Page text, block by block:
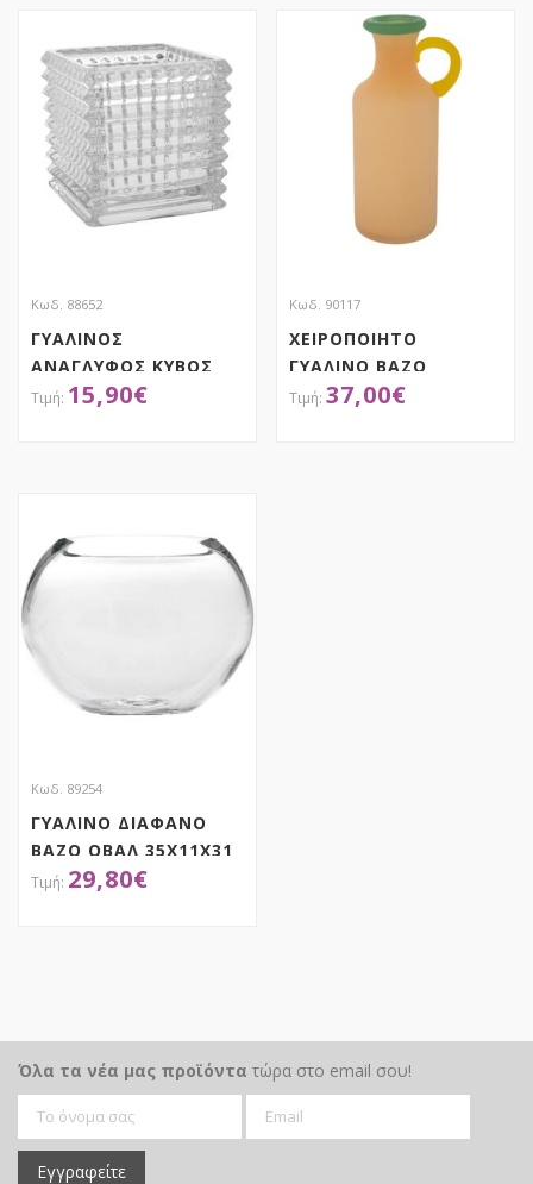
Κωδ. 88652
ΓΥΑΛΙΝΟΣ
ΑΝΑΓΛΥΦΟΣ ΚΥΒΟΣ
Φ15Χ15ΕΚ ΔΙΑΦΑΝΟΣ
15,90€
Κωδ. 90117
ΧΕΙΡΟΠΟΙΗΤΟ
ΓΥΑΛΙΝΟ ΒΑΖΟ
13Χ7Χ25ΕΚ ΣΟΜΩΝ
37,00€
Κωδ. 89254
ΓΥΑΛΙΝΟ ΔΙΑΦΑΝΟ
ΒΑΖΟ ΟΒΑΛ 35Χ11Χ31
ΕΚ
29,80€
Όλα τα νέα μας προϊόντα τώρα στο email σου!
Εγγραφείτε